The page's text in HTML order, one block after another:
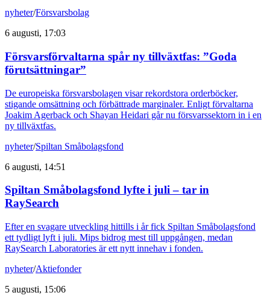
nyheter/Försvarsbolag
6 augusti, 17:03
Försvarsförvaltarna spår ny tillväxtfas: ”Goda
förutsättningar”
De europeiska försvarsbolagen visar rekordstora orderböcker,
stigande omsättning och förbättrade marginaler. Enligt förvaltarna
Joakim Agerback och Shayan Heidari går nu försvarssektorn in i en
ny tillväxtfas.
nyheter/Spiltan Småbolagsfond
6 augusti, 14:51
Spiltan Småbolagsfond lyfte i juli – tar in
RaySearch
Efter en svagare utveckling hittills i år fick Spiltan Småbolagsfond
ett tydligt lyft i juli. Mips bidrog mest till uppgången, medan
RaySearch Laboratories är ett nytt innehav i fonden.
nyheter/Aktiefonder
5 augusti, 15:06